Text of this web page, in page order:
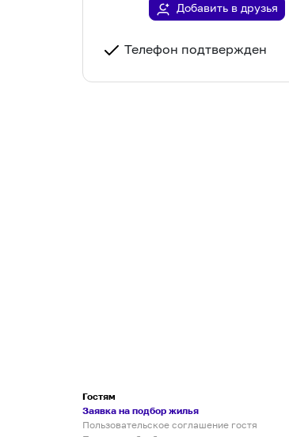
Добавить в друзья
Телефон подтвержден
Гостям
Заявка на подбор жилья
Пользовательское соглашение гостя